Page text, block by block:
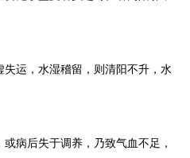
失运，水湿稽留，则清阳不升，水
病后失于调养，乃致气血不足，